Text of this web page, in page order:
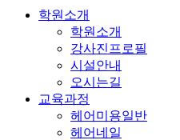
학원소개
학원소개
강사진프로필
시설안내
오시는길
교육과정
헤어미용일반
헤어네일